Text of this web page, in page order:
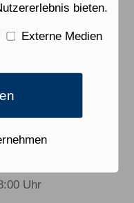
Uhr
bieten.
Externe Medien